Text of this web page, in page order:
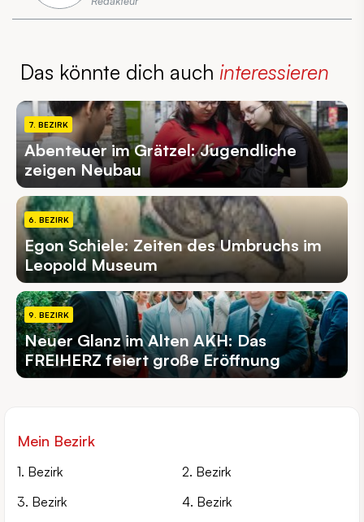
Das könnte dich auch interessieren
7. BEZIRK
Abenteuer im Grätzel: Jugendliche
zeigen Neubau
6. BEZIRK
Egon Schiele: Zeiten des Umbruchs im
Leopold Museum
9. BEZIRK
Neuer Glanz im Alten AKH: Das
FREIHERZ feiert große Eröffnung
Mein Bezirk
1. Bezirk
2. Bezirk
3. Bezirk
4. Bezirk